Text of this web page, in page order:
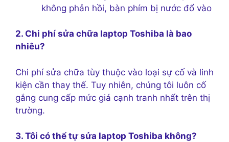
không phản hồi, bàn phím bị nước đổ vào
2. Chi phí sửa chữa laptop Toshiba là bao
nhiêu?
Chi phí sửa chữa tùy thuộc vào loại sự cố và linh
kiện cần thay thế. Tuy nhiên, chúng tôi luôn cố
gắng cung cấp mức giá cạnh tranh nhất trên thị
trường.
3. Tôi có thể tự sửa laptop Toshiba không?